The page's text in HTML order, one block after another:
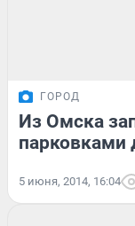
ГОРОД
Из Омска
парковками
5 июня, 2014, 16:04